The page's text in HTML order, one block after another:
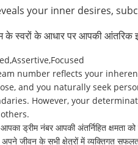
your inner desires,
के स्वरों के आधार पर आपकी
number reflects your
and you naturally seek
However, your
आपका ड्रीम नंबर आपकी अंतर्निहित क्षमता
जीवन के सभी क्षेत्रों में व्यक्तिगत